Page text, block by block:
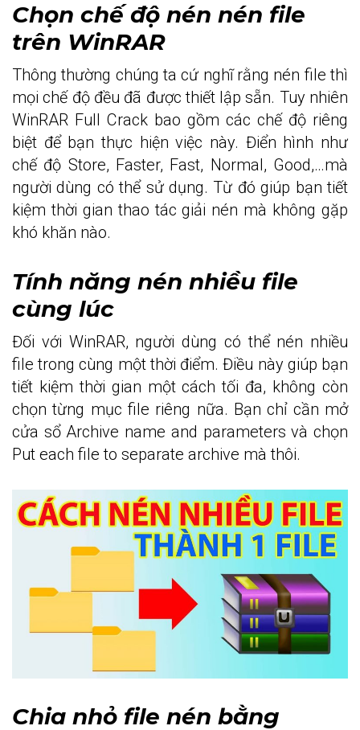
Chọn chế độ nén nén file
trên WinRAR
Thông thường chúng ta cứ nghĩ rằng nén file thì
mọi chế độ đều đã được thiết lập sẵn. Tuy nhiên
WinRAR Full Crack bao gồm các chế độ riêng
biệt để bạn thực hiện việc này. Điển hình như
chế độ Store, Faster, Fast, Normal, Good,…mà
người dùng có thể sử dụng. Từ đó giúp bạn tiết
kiệm thời gian thao tác giải nén mà không gặp
khó khăn nào.
Tính năng nén nhiều file
cùng lúc
Đối với WinRAR, người dùng có thể nén nhiều
file trong cùng một thời điểm. Điều này giúp bạn
tiết kiệm thời gian một cách tối đa, không còn
chọn từng mục file riêng nữa. Bạn chỉ cần mở
cửa sổ Archive name and parameters và chọn
Put each file to separate archive mà thôi.
Chia nhỏ file nén bằng